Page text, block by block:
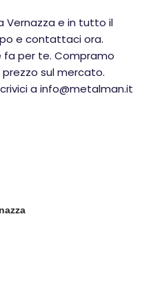
Vernazza e in tutto il
e contattaci ora.
fa per te. Compramo
sul mercato.
a info@metalman.it